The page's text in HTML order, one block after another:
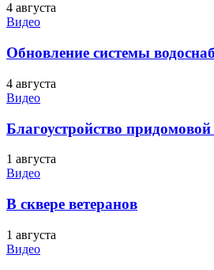
4 августа
Видео
Обновление системы
4 августа
Видео
Благоустройство
1 августа
Видео
В сквере ветеранов
1 августа
Видео